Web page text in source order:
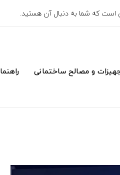
است که شما به دنبال آن هستید.
و مصالح ساختمانی راهنما